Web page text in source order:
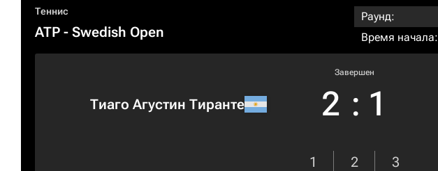
Теннис
ATP - Swedish Open
Раунд:
Время начала:
Тиаго Агустин Тиранте
Завершен
2 : 1
1 2
3